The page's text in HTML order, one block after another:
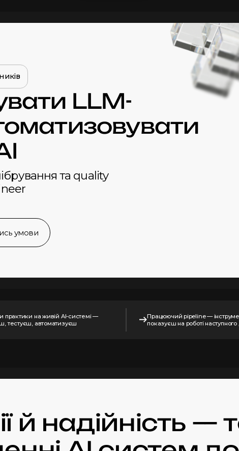
LLM-
та quality
умови
практики на живій AI-системі —
тестуєш, автоматизуєш
Працюючий pipeline —
показуєш на роботі наступного
й надійність —